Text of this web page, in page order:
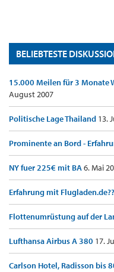
BELIEBTESTE
15.000 Meilen für 3 Monate
August 2007
Politische Lage Thailand 13.
Prominente an Bord -
NY fuer 225€ mit BA6. Mai
Erfahrung mit Flugladen.de??
Flottenumrüstung auf der
Lufthansa Airbus A 380 17.
Carlson Hotel, Radisson bis